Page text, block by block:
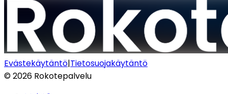
Evästekäytäntö|Tietosuojakäytäntö
©2026 Rokotepalvelu